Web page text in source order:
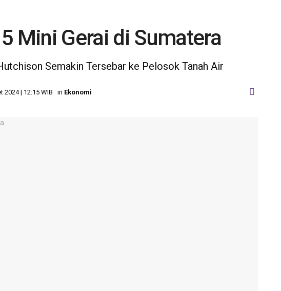
Mini Gerai di Sumatera
Semakin Tersebar ke Pelosok Tanah Air
2024 | 12:15 WIB in Ekonomi